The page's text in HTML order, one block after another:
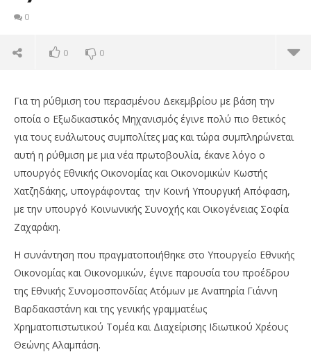
0
0 0
NOW VIEWING
Κ.Χατζ/κης& Σ.Ζαχαρ/κη: Άτομα με αναπηρία στον
Εξωδικαστικό
pressroom
Για τη ρύθμιση του περασμένου Δεκεμβρίου με βάση την
οποία ο Εξωδικαστικός Μηχανισμός έγινε πολύ πιο θετικός
για τους ευάλωτους συμπολίτες μας και τώρα συμπληρώνεται
αυτή η ρύθμιση με μια νέα πρωτοβουλία, έκανε λόγο ο
υπουργός Εθνικής Οικονομίας και Οικονομικών Κωστής
Χατζηδάκης, υπογράφοντας την Κοινή Υπουργική Απόφαση,
με την υπουργό Κοινωνικής Συνοχής και Οικογένειας Σοφία
Ζαχαράκη.
Η συνάντηση που πραγματοποιήθηκε στο Υπουργείο Εθνικής
Οικονομίας και Οικονομικών, έγινε παρουσία του προέδρου
της Εθνικής Συνομοσπονδίας Ατόμων με Αναπηρία Γιάννη
Βαρδακαστάνη και της γενικής γραμματέως
Χρηματοπιστωτικού Τομέα και Διαχείρισης Ιδιωτικού Χρέους
Θεώνης Αλαμπάση.